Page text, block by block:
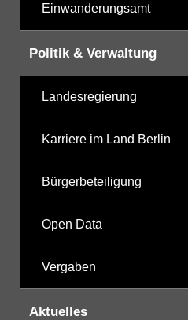
Einwanderungsamt
Politik & Verwaltung
Landesregierung
Karriere im Land Berlin
Bürgerbeteiligung
Open Data
Vergaben
Aktuelles